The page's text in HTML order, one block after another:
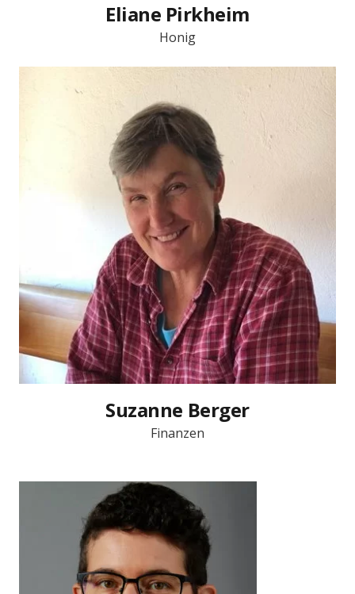
Eliane Pirkheim
Honig
Suzanne Berger
Finanzen